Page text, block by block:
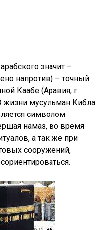
значит –
напротив) – точный
Каабе (Аравия, г.
жизни мусульман Кибла
символом
намаз, во время
а так же при
сооружений,